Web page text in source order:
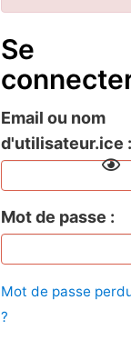
Se
Email ou nom
d'utilisateur.ice
Mot de passe
Mot de passe
?